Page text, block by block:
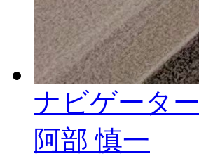
ナビゲーター
阿部 慎一